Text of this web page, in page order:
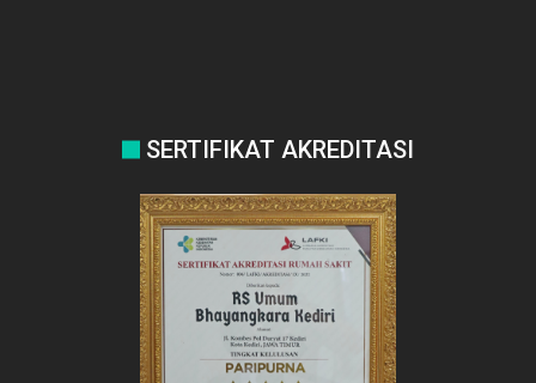
SERTIFIKAT AKREDITASI